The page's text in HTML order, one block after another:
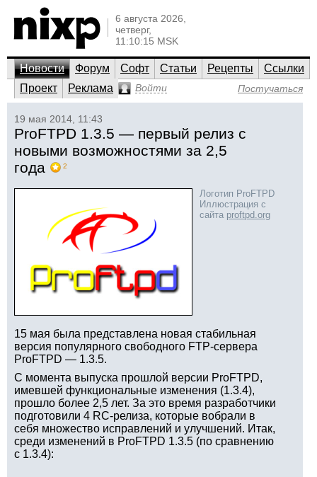
6 августа 2026,
четверг,
11:10:15 MSK
Новости Форум Софт Статьи Рецепты
Ссылки
Проект
Реклама Войти Постучаться
19 мая 2014, 11:43
ProFTPD 1.3.5 — первый релиз с
новыми возможностями за 2,5
года
2
Логотип ProFTPD
Иллюстрация с
сайта proftpd.org
15 мая была представлена новая стабильная
версия популярного свободного FTP-сервера
ProFTPD — 1.3.5.
С момента выпуска прошлой версии ProFTPD,
имевшей функциональные изменения (1.3.4),
прошло более 2,5 лет. За это время разработчики
подготовили 4 RC-релиза, которые вобрали в
себя множество исправлений и улучшений. Итак,
среди изменений в ProFTPD 1.3.5 (по сравнению
с 1.3.4):